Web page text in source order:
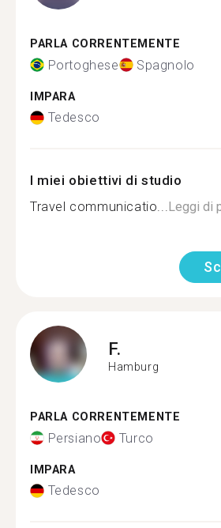
PARLA CORRENTEMENTE
Portoghese Spagnolo
IMPARA
Tedesco
I miei obiettivi di studio
Travel communicatio...Leggi di
F.
Hamburg
PARLA CORRENTEMENTE
Persiano Turco
IMPARA
Tedesco